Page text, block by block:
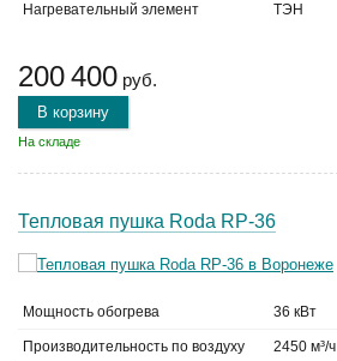
Нагревательный элемент ТЭН
200 400 руб.
В корзину
На складе
Тепловая пушка Roda RP-36
Мощность обогрева 36 кВт
Производительность по воздуху 2450 м³/ч